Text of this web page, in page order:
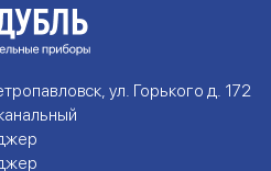
ул. Горького д. 172